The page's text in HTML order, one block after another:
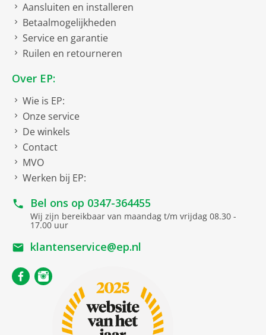
Aansluiten en installeren
Betaalmogelijkheden
Service en garantie
Ruilen en retourneren
Over EP:
Wie is EP:
Onze service
De winkels
Contact
MVO
Werken bij EP:
Bel ons op 0347-364455
Wij zijn bereikbaar van maandag t/m vrijdag 08.30 -
17.00 uur
klantenservice@ep.nl